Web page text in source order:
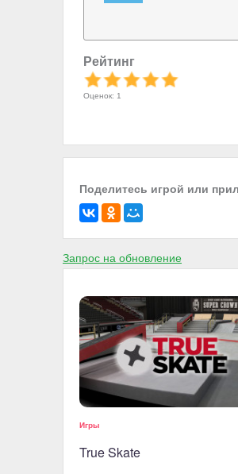
Рейтинг
Оценок: 1
Поделитесь игрой или
Запрос на обновление
Игры
True Skate